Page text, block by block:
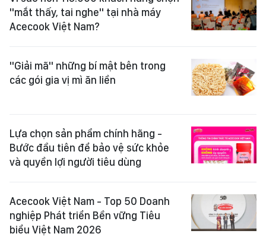
"mắt thấy, tai nghe" tại nhà máy
Acecook Việt Nam?
"Giải mã" những bí mật bên trong
các gói gia vị mì ăn liền
Lựa chọn sản phẩm chính hãng -
Bước đầu tiên để bảo vệ sức khỏe
và quyền lợi người tiêu dùng
Acecook Việt Nam - Top 50 Doanh
nghiệp Phát triển Bền vững Tiêu
biểu Việt Nam 2026